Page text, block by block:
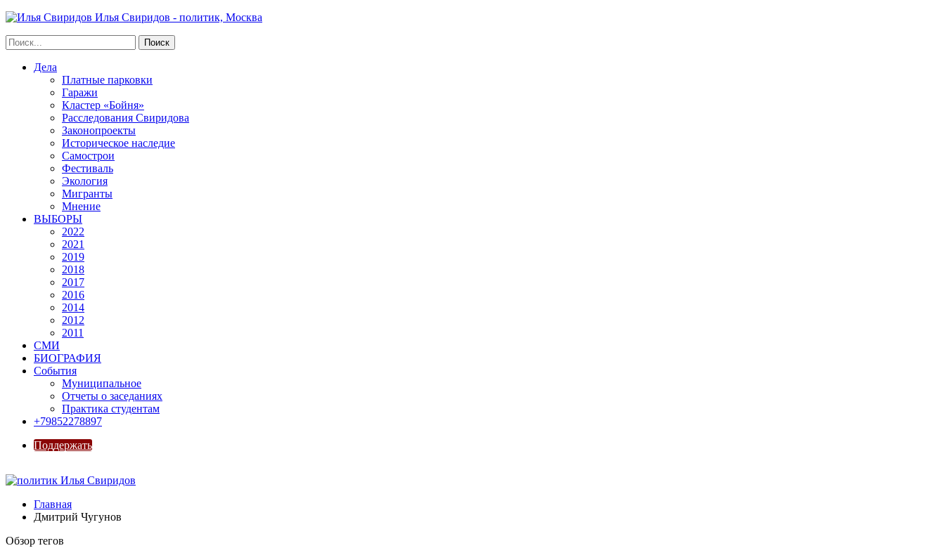
Илья Свиридов - политик, Москва
Дела
Платные парковки
Гаражи
Кластер «Бойня»
Расследования Свиридова
Законопроекты
Историческое наследие
Самострои
Фестиваль
Экология
Мигранты
Мнение
ВЫБОРЫ
2022
2021
2019
2018
2017
2016
2014
2012
2011
СМИ
БИОГРАФИЯ
События
Муниципальное
Отчеты о заседаниях
Практика студентам
+79852278897
Поддержать
Главная
Дмитрий Чугунов
Обзор тегов